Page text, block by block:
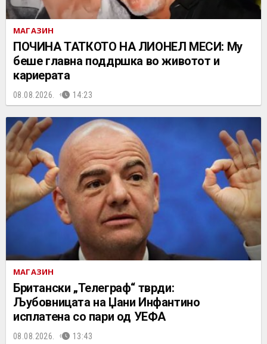
МАГАЗИН
ПОЧИНА ТАТКОТО НА ЛИОНЕЛ МЕСИ: Му
беше главна поддршка во животот и
кариерата
08.08.2026. 14:23
МАГАЗИН
Британски „Телеграф“ тврди:
Љубовницата на Џани Инфантино
исплатена со пари од УЕФА
08.08.2026. 13:43